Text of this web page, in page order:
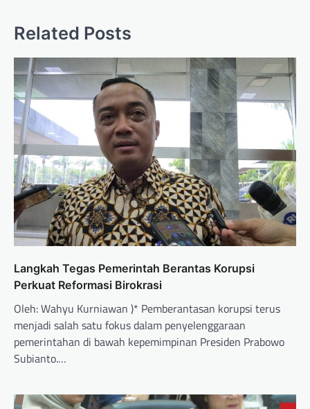
Related Posts
Langkah Tegas Pemerintah Berantas Korupsi
Perkuat Reformasi Birokrasi
Oleh: Wahyu Kurniawan )* Pemberantasan korupsi terus
menjadi salah satu fokus dalam penyelenggaraan
pemerintahan di bawah kepemimpinan Presiden Prabowo
Subianto.…